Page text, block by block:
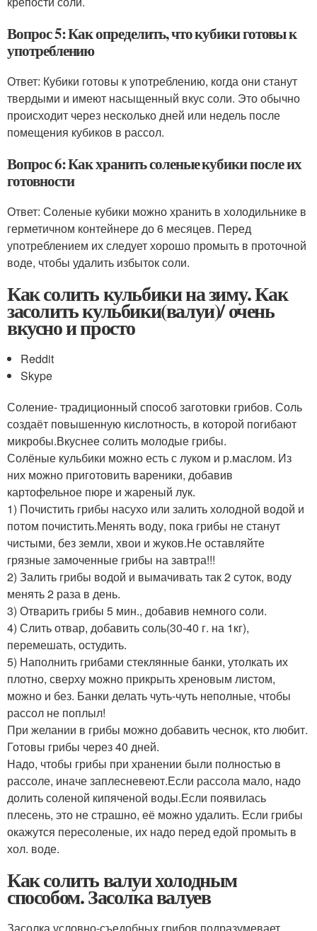
Вопрос 5: Как определить, что кубики готовы к
употреблению
Ответ: Кубики готовы к употреблению, когда они станут
твердыми и имеют насыщенный вкус соли. Это обычно
происходит через несколько дней или недель после
помещения кубиков в рассол.
Вопрос 6: Как хранить соленые кубики после их
готовности
Ответ: Соленые кубики можно хранить в холодильнике в
герметичном контейнере до 6 месяцев. Перед
употреблением их следует хорошо промыть в проточной
воде, чтобы удалить избыток соли.
Как солить кульбики на зиму. Как
засолить кульбики(валуи)/ очень
вкусно и просто
Reddit
Skype
Соление- традиционный способ заготовки грибов. Соль
создаёт повышенную кислотность, в которой погибают
микробы.Вкуснее солить молодые грибы.
Солёные кульбики можно есть с луком и р.маслом. Из
них можно приготовить вареники, добавив
картофельное пюре и жареный лук.
1) Почистить грибы насухо или залить холодной водой и
потом почистить.Менять воду, пока грибы не станут
чистыми, без земли, хвои и жуков.Не оставляйте
грязные замоченные грибы на завтра!!!
2) Залить грибы водой и вымачивать так 2 суток, воду
менять 2 раза в день.
3) Отварить грибы 5 мин., добавив немного соли.
4) Слить отвар, добавить соль(30-40 г. на 1кг),
перемешать, остудить.
5) Наполнить грибами стеклянные банки, утолкать их
плотно, сверху можно прикрыть хреновым листом,
можно и без. Банки делать чуть-чуть неполные, чтобы
рассол не поплыл!
При желании в грибы можно добавить чеснок, кто любит.
Готовы грибы через 40 дней.
Надо, чтобы грибы при хранении были полностью в
рассоле, иначе заплесневеют.Если рассола мало, надо
долить соленой кипяченой воды.Если появилась
плесень, это не страшно, её можно удалить. Если грибы
окажутся пересоленые, их надо перед едой промыть в
хол. воде.
Как солить валуи холодным
способом. Засолка валуев
Засолка условно-съедобных грибов подразумевает